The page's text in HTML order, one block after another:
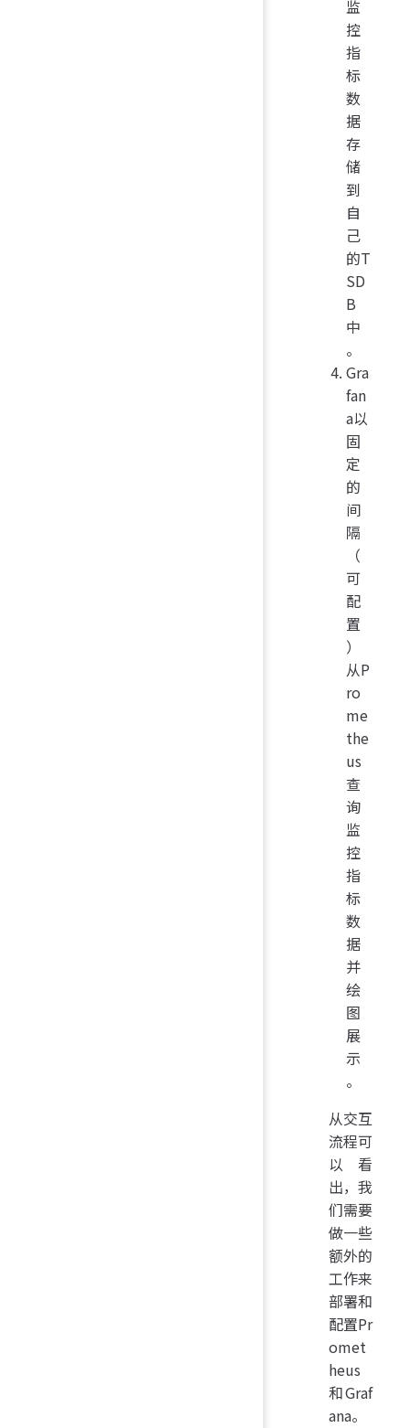
监
控
指
标
数
据
存
储
到
自
己
的T
SD
B
中
。
Gra
fan
a以
固
定
的
间
隔
（
可
配
置
）
从P
ro
me
the
us
查
询
监
控
指
标
数
据
并
绘
图
展
示
。
从交互
流程可
以看
出，我
们需要
做一些
额外的
工作来
部署和
配置Pr
omet
heus
和Graf
ana。